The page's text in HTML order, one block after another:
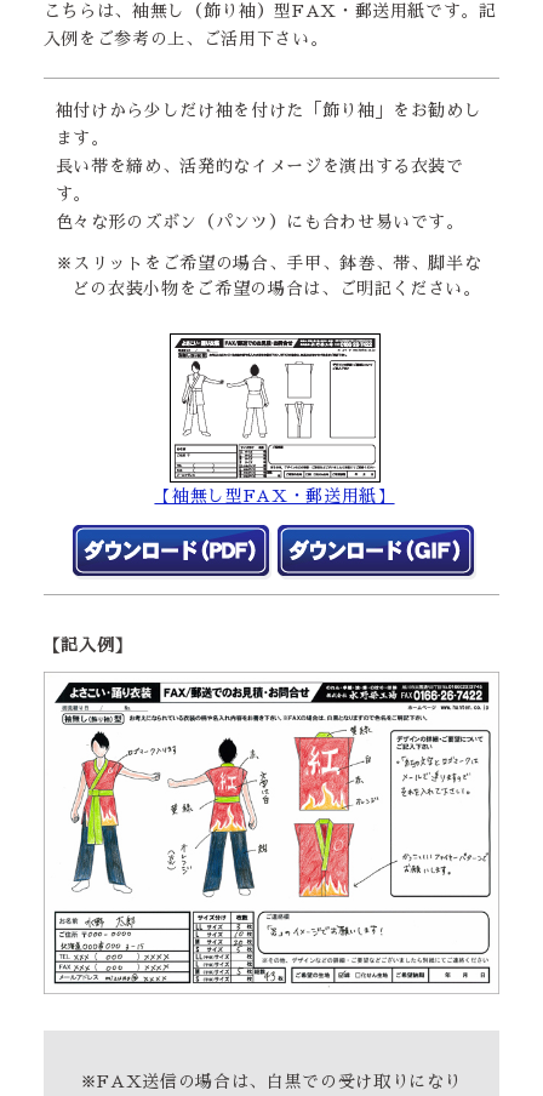
こちらは、袖無し（飾り袖）型FAX・郵送用紙です。記
入例をご参考の上、ご活用下さい。
袖付けから少しだけ袖を付けた「飾り袖」をお勧めし
ます。
長い帯を締め、活発的なイメージを演出する衣装で
す。
色々な形のズボン（パンツ）にも合わせ易いです。
※スリットをご希望の場合、手甲、鉢巻、帯、脚半な
どの衣装小物をご希望の場合は、ご明記ください。
【袖無し型FAX・郵送用紙】
【記入例】
※FAX送信の場合は、白黒での受け取りになり